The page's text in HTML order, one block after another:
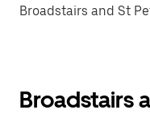
Broadstairs and St
Broadstairs